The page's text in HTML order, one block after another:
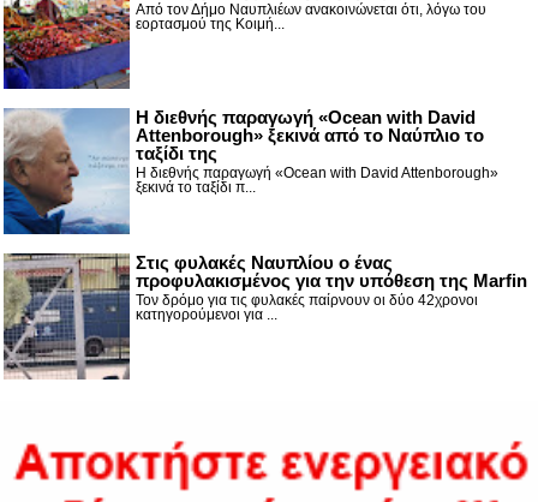
Από τον Δήμο Ναυπλιέων ανακοινώνεται ότι, λόγω του
εορτασμού της Κοιμή...
Η διεθνής παραγωγή «Ocean with David
Attenborough» ξεκινά από το Ναύπλιο το
ταξίδι της
Η διεθνής παραγωγή «Ocean with David Attenborough»
ξεκινά το ταξίδι π...
Στις φυλακές Ναυπλίου ο ένας
προφυλακισμένος για την υπόθεση της Marfin
Τον δρόμο για τις φυλακές παίρνουν οι δύο 42χρονοι
κατηγορούμενοι για ...